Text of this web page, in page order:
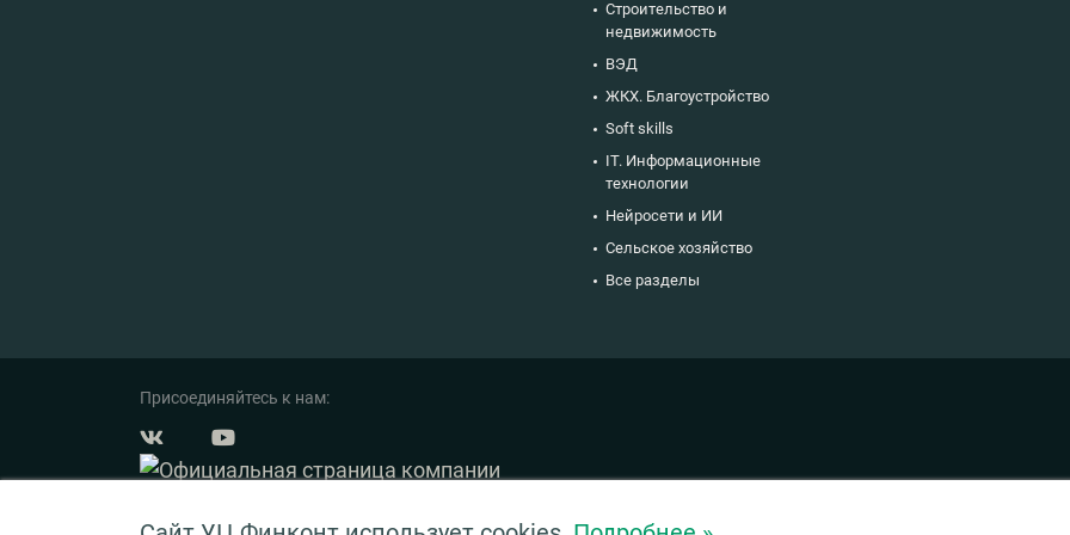
Строительство и
недвижимость
ВЭД
ЖКХ. Благоустройство
Soft skills
IT. Информационные
технологии
Нейросети и ИИ
Сельское хозяйство
Все разделы
Присоединяйтесь к нам: